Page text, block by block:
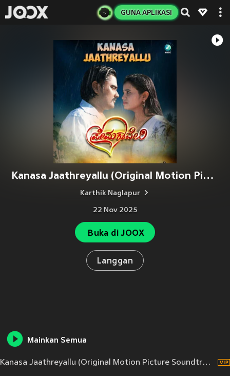
GUNA APLIKASI
Kanasa Jaathreyallu (Original Motion Picture Soundtrack)
Karthik Naglapur
22 Nov 2025
Buka di JOOX
Langgan
Mainkan Semua
Kanasa Jaathreyallu (Original Motion Picture Soundtrack)